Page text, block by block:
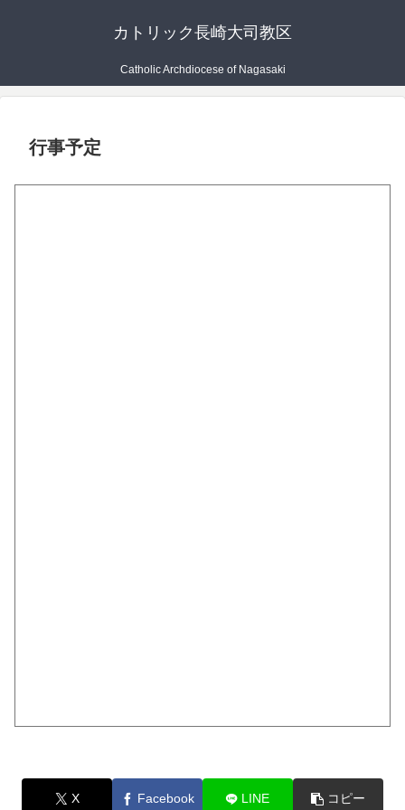
カトリック長崎大司教区
Catholic Archdiocese of Nagasaki
行事予定
X Facebook LINE コピー